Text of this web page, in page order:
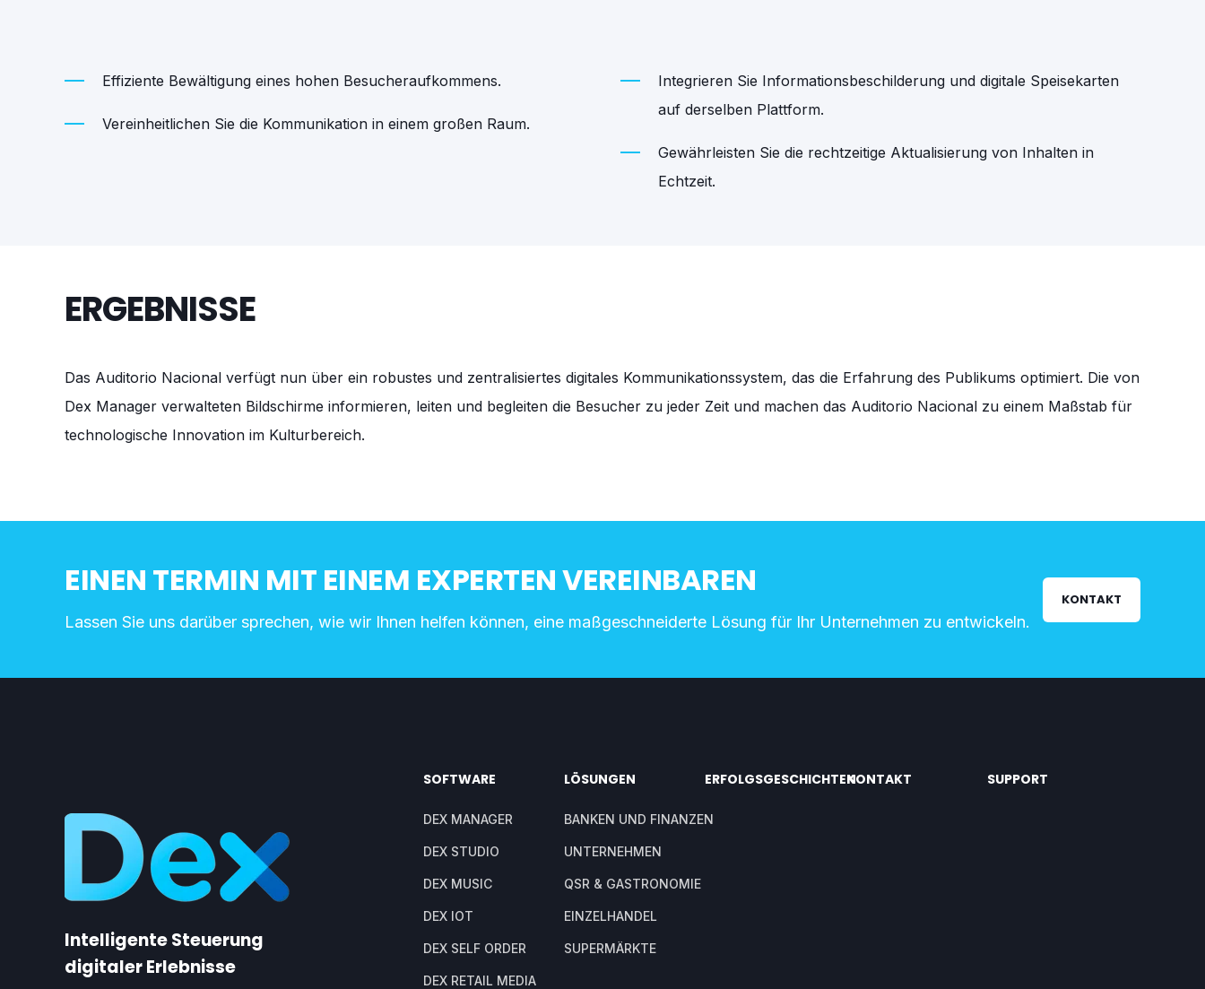
Effiziente Bewältigung eines hohen Besucheraufkommens.
Vereinheitlichen Sie die Kommunikation in einem großen Raum.
Integrieren Sie Informationsbeschilderung und digitale Speisekarten
auf derselben Plattform.
Gewährleisten Sie die rechtzeitige Aktualisierung von Inhalten in
Echtzeit.
ERGEBNISSE
Das Auditorio Nacional verfügt nun über ein robustes und zentralisiertes digitales Kommunikationssystem, das die Erfahrung des Publikums optimiert. Die von
Dex Manager verwalteten Bildschirme informieren, leiten und begleiten die Besucher zu jeder Zeit und machen das Auditorio Nacional zu einem Maßstab für
technologische Innovation im Kulturbereich.
EINEN TERMIN MIT EINEM EXPERTEN VEREINBAREN
Lassen Sie uns darüber sprechen, wie wir Ihnen helfen können, eine maßgeschneiderte Lösung für Ihr Unternehmen zu entwickeln.
KONTAKT
Intelligente Steuerung
digitaler Erlebnisse
SOFTWARE
DEX MANAGER
DEX STUDIO
DEX MUSIC
DEX IOT
DEX SELF ORDER
DEX RETAIL MEDIA
LÖSUNGEN
BANKEN UND FINANZEN
UNTERNEHMEN
QSR & GASTRONOMIE
EINZELHANDEL
SUPERMÄRKTE
ERFOLGSGESCHICHTENKONTAKT SUPPORT